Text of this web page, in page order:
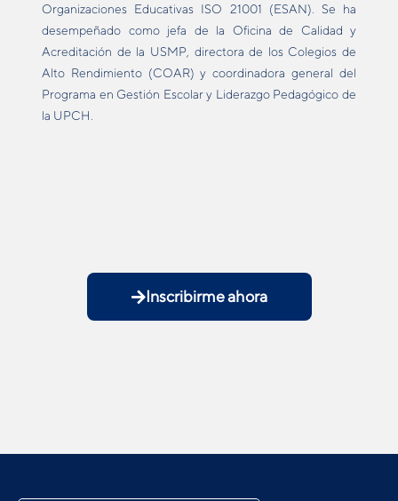
Organizaciones Educativas ISO 21001 (ESAN). Se ha
desempeñado como jefa de la Oficina de Calidad y
Acreditación de la USMP, directora de los Colegios de
Alto Rendimiento (COAR) y coordinadora general del
Programa en Gestión Escolar y Liderazgo Pedagógico de
la UPCH.
Inscribirme ahora